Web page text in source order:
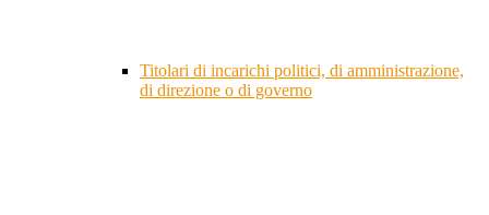
Titolari di incarichi politici, di amministrazione,
di direzione o di governo